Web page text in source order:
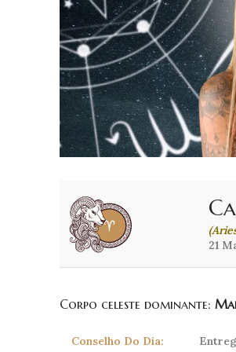
21
Corpo celeste dominante:
Conselho Do Dia: